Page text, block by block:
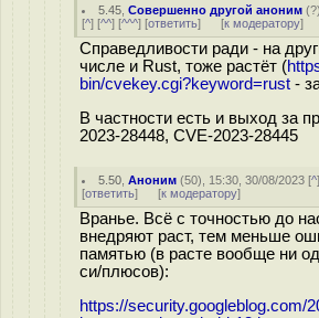
5.45 ,Совершенно другой аноним (?
[^] [^^] [^^^] [ответить] [к модератору]
Справедливости ради - на
числе и Rust, тоже растёт (
bin/cvekey.cgi?keyword=rust -
В частности есть и выход за
2023-28448, CVE-2023-28445
5.50 ,Аноним (50), 15:30, 30/08/2023 [^
[ответить] [к модератору]
Вранье. Всё с точностью до
внедряют раст, тем меньше
памятью (в расте вообще ни
си/плюсов):
https://security.googleblog.com/